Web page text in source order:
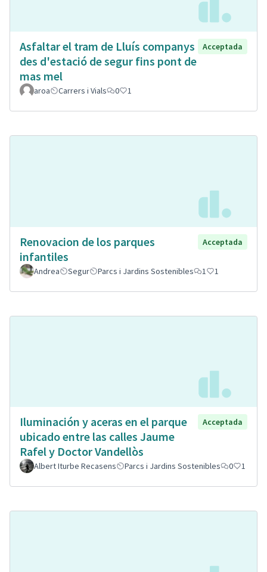
Asfaltar el tram de Lluís companys
des d'estació de segur fins pont de
mas mel
Acceptada
aroa Carrers i Vials 0 1
Renovacion de los parques
infantiles
Acceptada
Andrea Segur Parcs i Jardins Sostenibles 1 1
Iluminación y aceras en el parque
ubicado entre las calles Jaume
Rafel y Doctor Vandellòs
Acceptada
Albert Iturbe Recasens Parcs i Jardins Sostenibles 0 1